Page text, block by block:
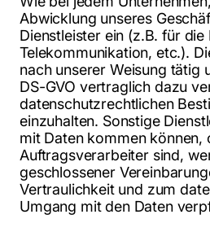
Abwicklung unseres
Dienstleister ein (z.B. für die
Telekommunikation, etc.).
nach unserer Weisung tätig
DS-GVO vertraglich dazu
datenschutzrechtlichen
einzuhalten. Sonstige
mit Daten kommen können,
Auftragsverarbeiter sind,
geschlossener
Vertraulichkeit und zum
Umgang mit den Daten